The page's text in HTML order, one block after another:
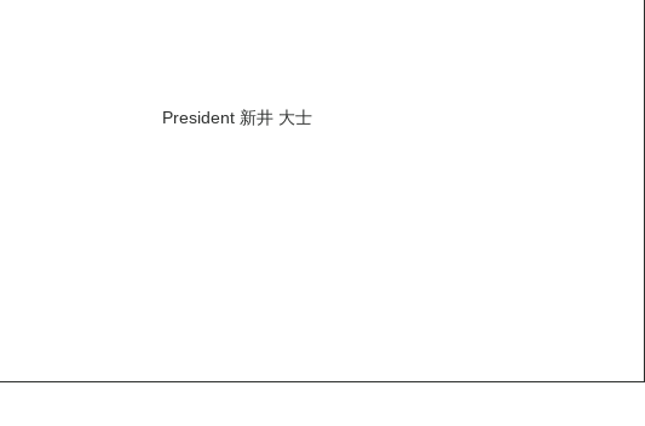
President 新井 大士